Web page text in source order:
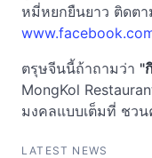
หมี่หยกยืนยาว ติดตา
ตรุษจีนนี้ถ้าถามว่า "
MongKol
มงคลแบบเต็มที่ ชวน
LATEST NEWS